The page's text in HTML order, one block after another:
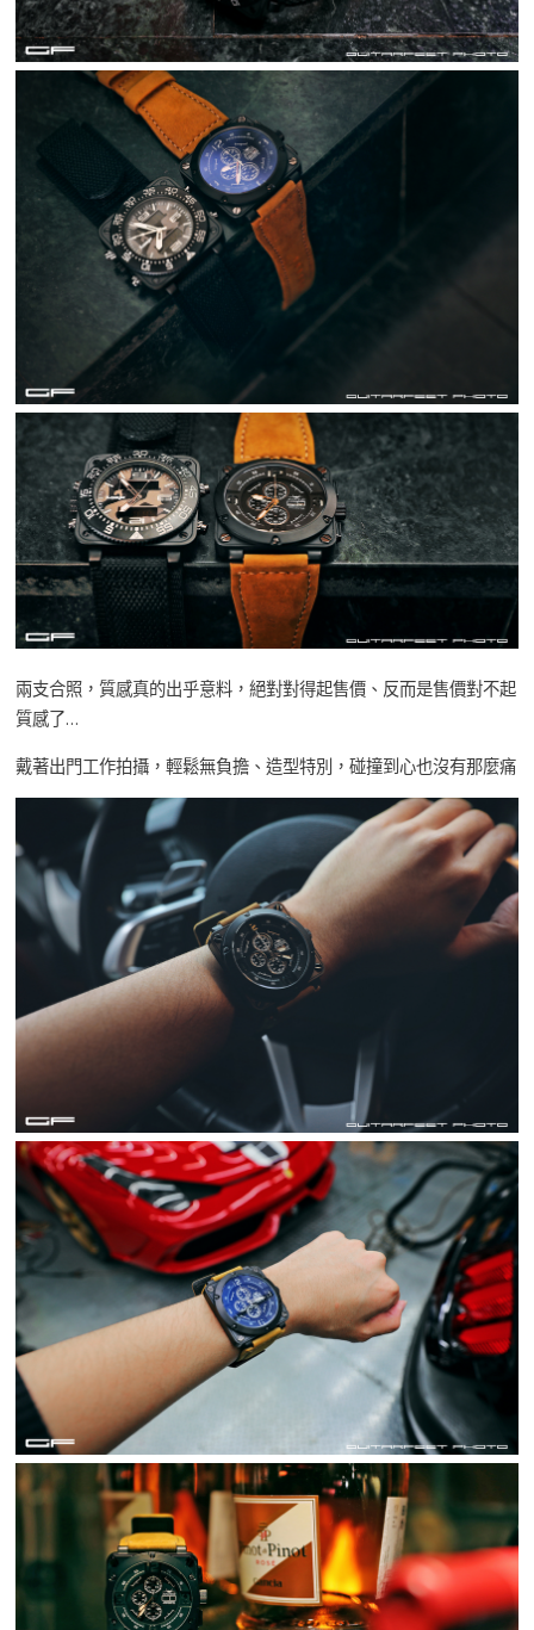
兩支合照，質感真的出乎意料，絕對對得起售價、反而是售價對不起
質感了…
戴著出門工作拍攝，輕鬆無負擔、造型特別，碰撞到心也沒有那麼痛